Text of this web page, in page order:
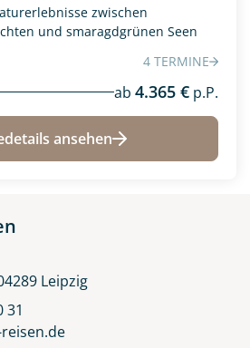
(0)
(0)
zwischen
und smaragdgrünen Seen
4 TERMINE
ab 4.365 € p.P.
ansehen
Leipzig
31